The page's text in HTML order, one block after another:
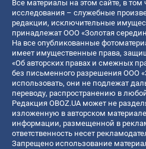
Все материалы на этом сайте, в том
исследования – служебные
редакции, исключительные
принадлежат ООО «Золотая
На все опубликованные
имеет имущественные права,
«Об авторских правах и смежных
без письменного разрешения ООО
использовать, они не подлежат
переводу, распространению в
Редакция OBOZ.UA может не
изложенную в авторском
информации, размещенной в
ответственность несет
Запрещено использование